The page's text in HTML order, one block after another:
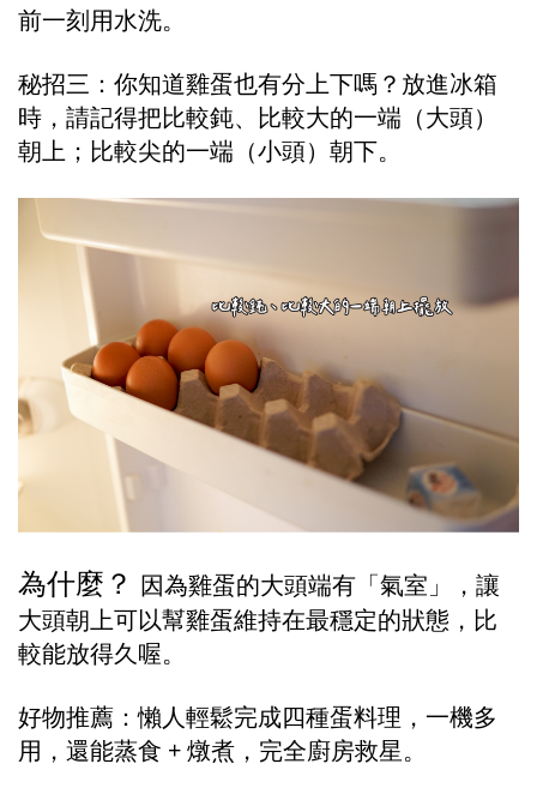
前一刻用水洗。
秘招三：你知道雞蛋也有分上下嗎？放進冰箱
時，請記得把比較鈍、比較大的一端（大頭）
朝上；比較尖的一端（小頭）朝下。
為什麼？ 因為雞蛋的大頭端有「氣室」，讓
大頭朝上可以幫雞蛋維持在最穩定的狀態，比
較能放得久喔。
好物推薦：懶人輕鬆完成四種蛋料理，一機多
用，還能蒸食 + 燉煮，完全廚房救星。